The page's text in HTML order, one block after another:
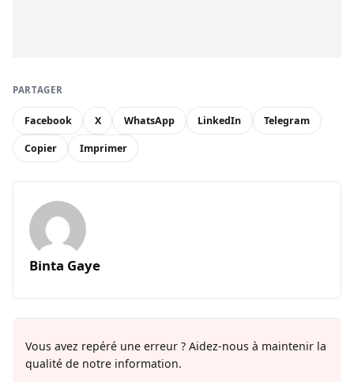
PARTAGER
Facebook X WhatsApp LinkedIn Telegram
Copier Imprimer
Binta Gaye
Vous avez repéré une erreur ? Aidez-nous à maintenir la
qualité de notre information.